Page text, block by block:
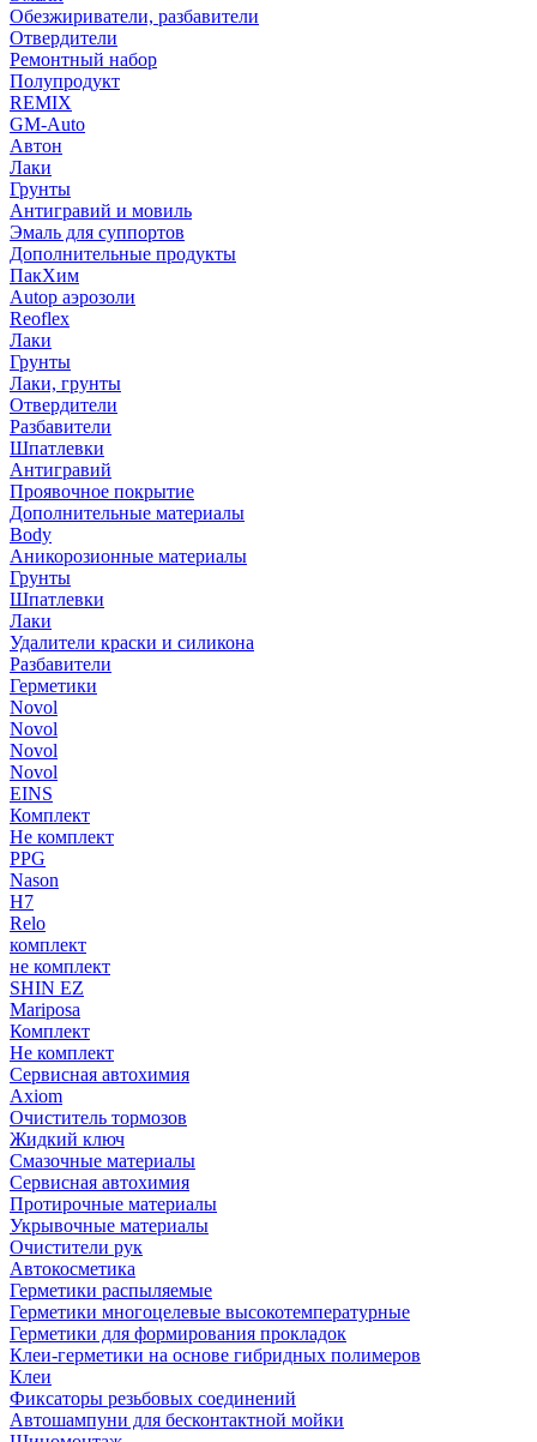
Обезжириватели, разбавители
Отвердители
Ремонтный набор
Полупродукт
REMIX
GM-Auto
Автон
Лаки
Грунты
Антигравий и мовиль
Эмаль для суппортов
Дополнительные продукты
ПакХим
Autop аэрозоли
Reoflex
Лаки
Грунты
Лаки, грунты
Отвердители
Разбавители
Шпатлевки
Антигравий
Проявочное покрытие
Дополнительные материалы
Body
Аникорозионные материалы
Грунты
Шпатлевки
Лаки
Удалители краски и силикона
Разбавители
Герметики
Novol
Novol
Novol
Novol
EINS
Комплект
Не комплект
PPG
Nason
H7
Relo
комплект
не комплект
SHIN EZ
Mariposa
Комплект
Не комплект
Сервисная автохимия
Axiom
Очиститель тормозов
Жидкий ключ
Смазочные материалы
Сервисная автохимия
Протирочные материалы
Укрывочные материалы
Очистители рук
Автокосметика
Герметики распыляемые
Герметики многоцелевые высокотемпературные
Герметики для формирования прокладок
Клеи-герметики на основе гибридных полимеров
Клеи
Фиксаторы резьбовых соединений
Автошампуни для бесконтактной мойки